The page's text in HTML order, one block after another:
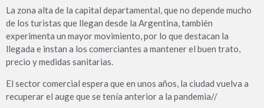
La zona alta de la capital departamental, que no depende mucho
de los turistas que llegan desde la Argentina, también
experimenta un mayor movimiento, por lo que destacan la
llegada e instan a los comerciantes a mantener el buen trato,
precio y medidas sanitarias.
El sector comercial espera que en unos años, la ciudad vuelva a
recuperar el auge que se tenía anterior a la pandemia//